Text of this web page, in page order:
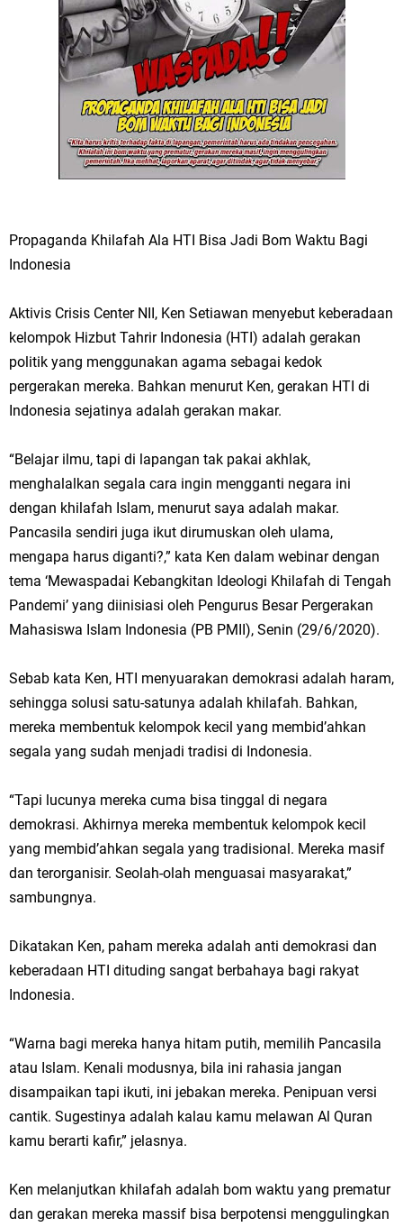
Propaganda Khilafah Ala HTI Bisa Jadi Bom Waktu Bagi
Indonesia
Aktivis Crisis Center NII, Ken Setiawan menyebut keberadaan
kelompok Hizbut Tahrir Indonesia (HTI) adalah gerakan
politik yang menggunakan agama sebagai kedok
pergerakan mereka. Bahkan menurut Ken, gerakan HTI di
Indonesia sejatinya adalah gerakan makar.
“Belajar ilmu, tapi di lapangan tak pakai akhlak,
menghalalkan segala cara ingin mengganti negara ini
dengan khilafah Islam, menurut saya adalah makar.
Pancasila sendiri juga ikut dirumuskan oleh ulama,
mengapa harus diganti?,” kata Ken dalam webinar dengan
tema ‘Mewaspadai Kebangkitan Ideologi Khilafah di Tengah
Pandemi’ yang diinisiasi oleh Pengurus Besar Pergerakan
Mahasiswa Islam Indonesia (PB PMII), Senin (29/6/2020).
Sebab kata Ken, HTI menyuarakan demokrasi adalah haram,
sehingga solusi satu-satunya adalah khilafah. Bahkan,
mereka membentuk kelompok kecil yang membid’ahkan
segala yang sudah menjadi tradisi di Indonesia.
“Tapi lucunya mereka cuma bisa tinggal di negara
demokrasi. Akhirnya mereka membentuk kelompok kecil
yang membid’ahkan segala yang tradisional. Mereka masif
dan terorganisir. Seolah-olah menguasai masyarakat,”
sambungnya.
Dikatakan Ken, paham mereka adalah anti demokrasi dan
keberadaan HTI dituding sangat berbahaya bagi rakyat
Indonesia.
“Warna bagi mereka hanya hitam putih, memilih Pancasila
atau Islam. Kenali modusnya, bila ini rahasia jangan
disampaikan tapi ikuti, ini jebakan mereka. Penipuan versi
cantik. Sugestinya adalah kalau kamu melawan Al Quran
kamu berarti kafir,” jelasnya.
Ken melanjutkan khilafah adalah bom waktu yang prematur
dan gerakan mereka massif bisa berpotensi menggulingkan